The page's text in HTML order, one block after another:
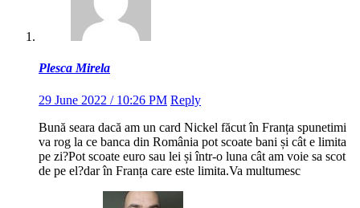
Plesca Mirela
29 June 2022 / 10:26 PM Reply
Bună seara dacă am un card Nickel făcut în Franța spunetimi
va rog la ce banca din România pot scoate bani și cât e limita
pe zi?Pot scoate euro sau lei și într-o luna cât am voie sa scot
de pe el?dar în Franța care este limita.Va multumesc